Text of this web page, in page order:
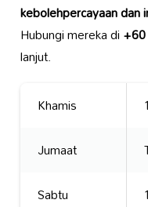
kebolehpercayaan dan
Hubungi mereka di
lanjut.
Khamis
Jumaat
Sabtu